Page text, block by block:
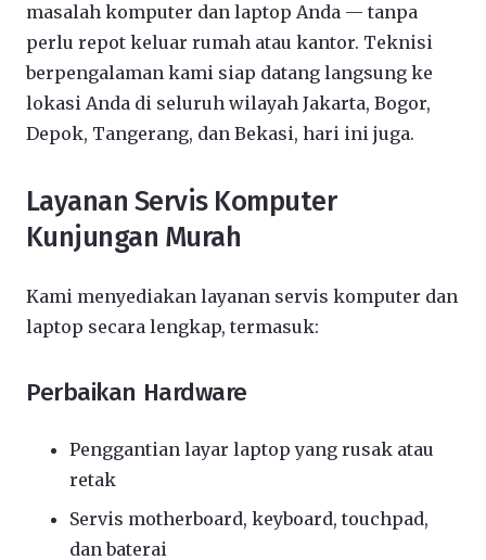
masalah komputer dan laptop Anda — tanpa
perlu repot keluar rumah atau kantor. Teknisi
berpengalaman kami siap datang langsung ke
lokasi Anda di seluruh wilayah Jakarta, Bogor,
Depok, Tangerang, dan Bekasi, hari ini juga.
Layanan Servis Komputer
Kunjungan Murah
Kami menyediakan layanan servis komputer dan
laptop secara lengkap, termasuk:
Perbaikan Hardware
Penggantian layar laptop yang rusak atau
retak
Servis motherboard, keyboard, touchpad,
dan baterai